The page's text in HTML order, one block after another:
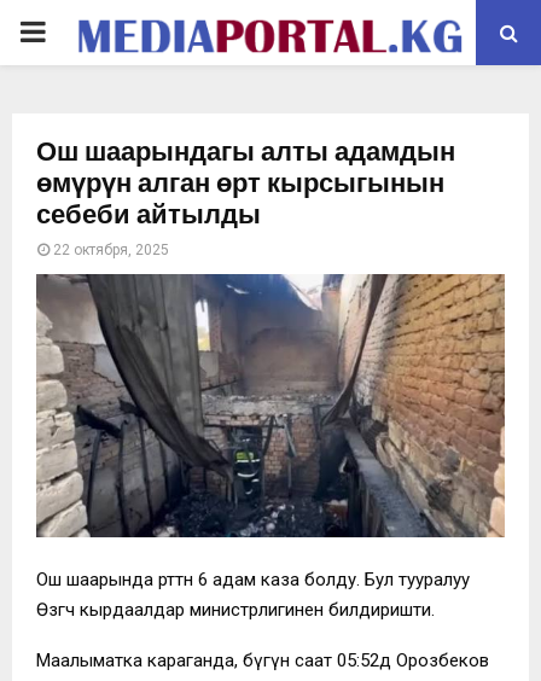
PRIMARY
Ош шаарындагы алты адамдын
өмүрүн алган өрт кырсыгынын
себеби айтылды
22 октября, 2025
Ош шаарында өрттөн 6 адам каза болду. Бул тууралуу
Өзгөчө кырдаалдар министрлигинен билдиришти.
Маалыматка караганда, бүгүн саат 05:52дө Орозбеков